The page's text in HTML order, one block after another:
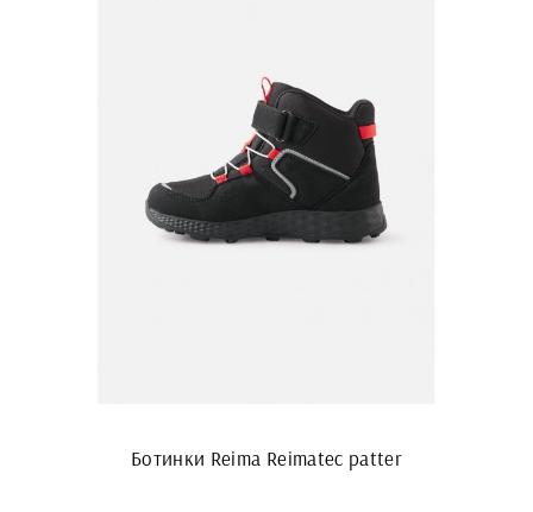
Ботинки Reima Reimatec patter